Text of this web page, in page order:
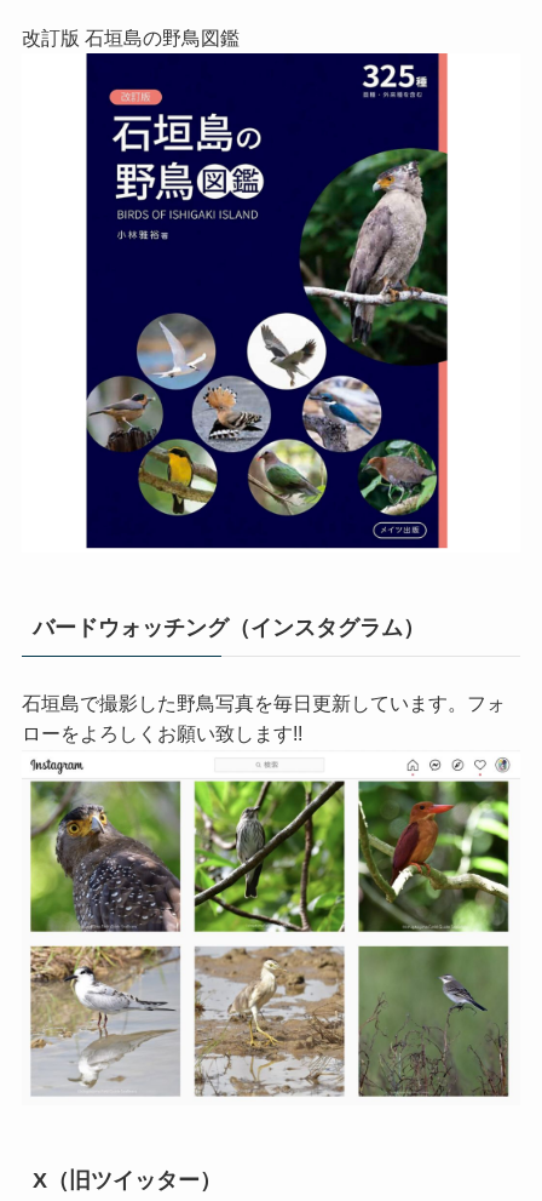
改訂版 石垣島の野鳥図鑑
バードウォッチング（インスタグラム）
石垣島で撮影した野鳥写真を毎日更新しています。フォ
ローをよろしくお願い致します!!
X（旧ツイッター）